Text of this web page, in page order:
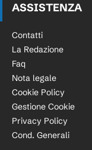
ASSISTENZA
Contatti
La Redazione
Faq
Nota legale
Cookie Policy
Gestione Cookie
Privacy Policy
Cond. Generali